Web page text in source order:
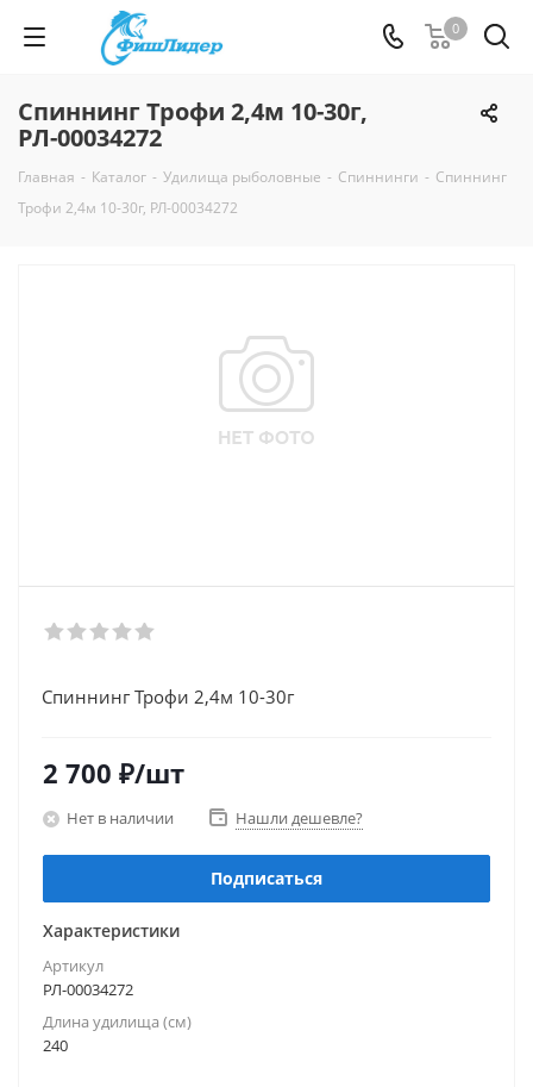
0
Спиннинг Трофи 2,4м 10-30г,
РЛ-00034272
Главная - Каталог - Удилища рыболовные - Спиннинги - Спиннинг
Трофи 2,4м 10-30г, РЛ-00034272
Спиннинг Трофи 2,4м 10-30г
2 700 ₽/шт
Нет в наличии Нашли дешевле?
Подписаться
Характеристики
Артикул
РЛ-00034272
Длина удилища (см)
240